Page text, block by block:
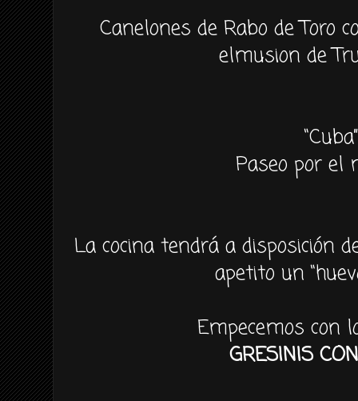
Canelones de Rabo de Toro
elmusion de
“Cuba”
Paseo por el
La cocina tendrá a disposición
apetito un
Empecemos con
GRESINIS